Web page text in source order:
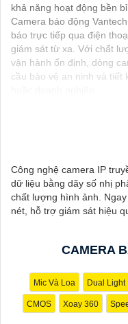
khả năng hoạt động bền
Camera báo động
báo trực tiếp qua điện
giám sát từ xa. Với chất
vận hành ổn định, dòng
cầu bảo vệ an ninh và tiết
hiệu quả để bảo vệ tài
chống trộm giúp bạn theo
báo ngay khi phát hiện sự
trong không gian được
Trộm, bạn có thể liên hệ
camera hoặc công ty an
cũng có thể tìm hiểu về
trường và tự lắp đặt nếu
Nếu bạn cần thêm thông
Từng công trình có thể
Công nghệ camera IP
dữ liệu bằng dãy số nhị
chất lượng hình ảnh.
nét, hỗ trợ giám sát hiệu
CAMERA
Mic Và Loa Dual Light
CMOS Xoay 360